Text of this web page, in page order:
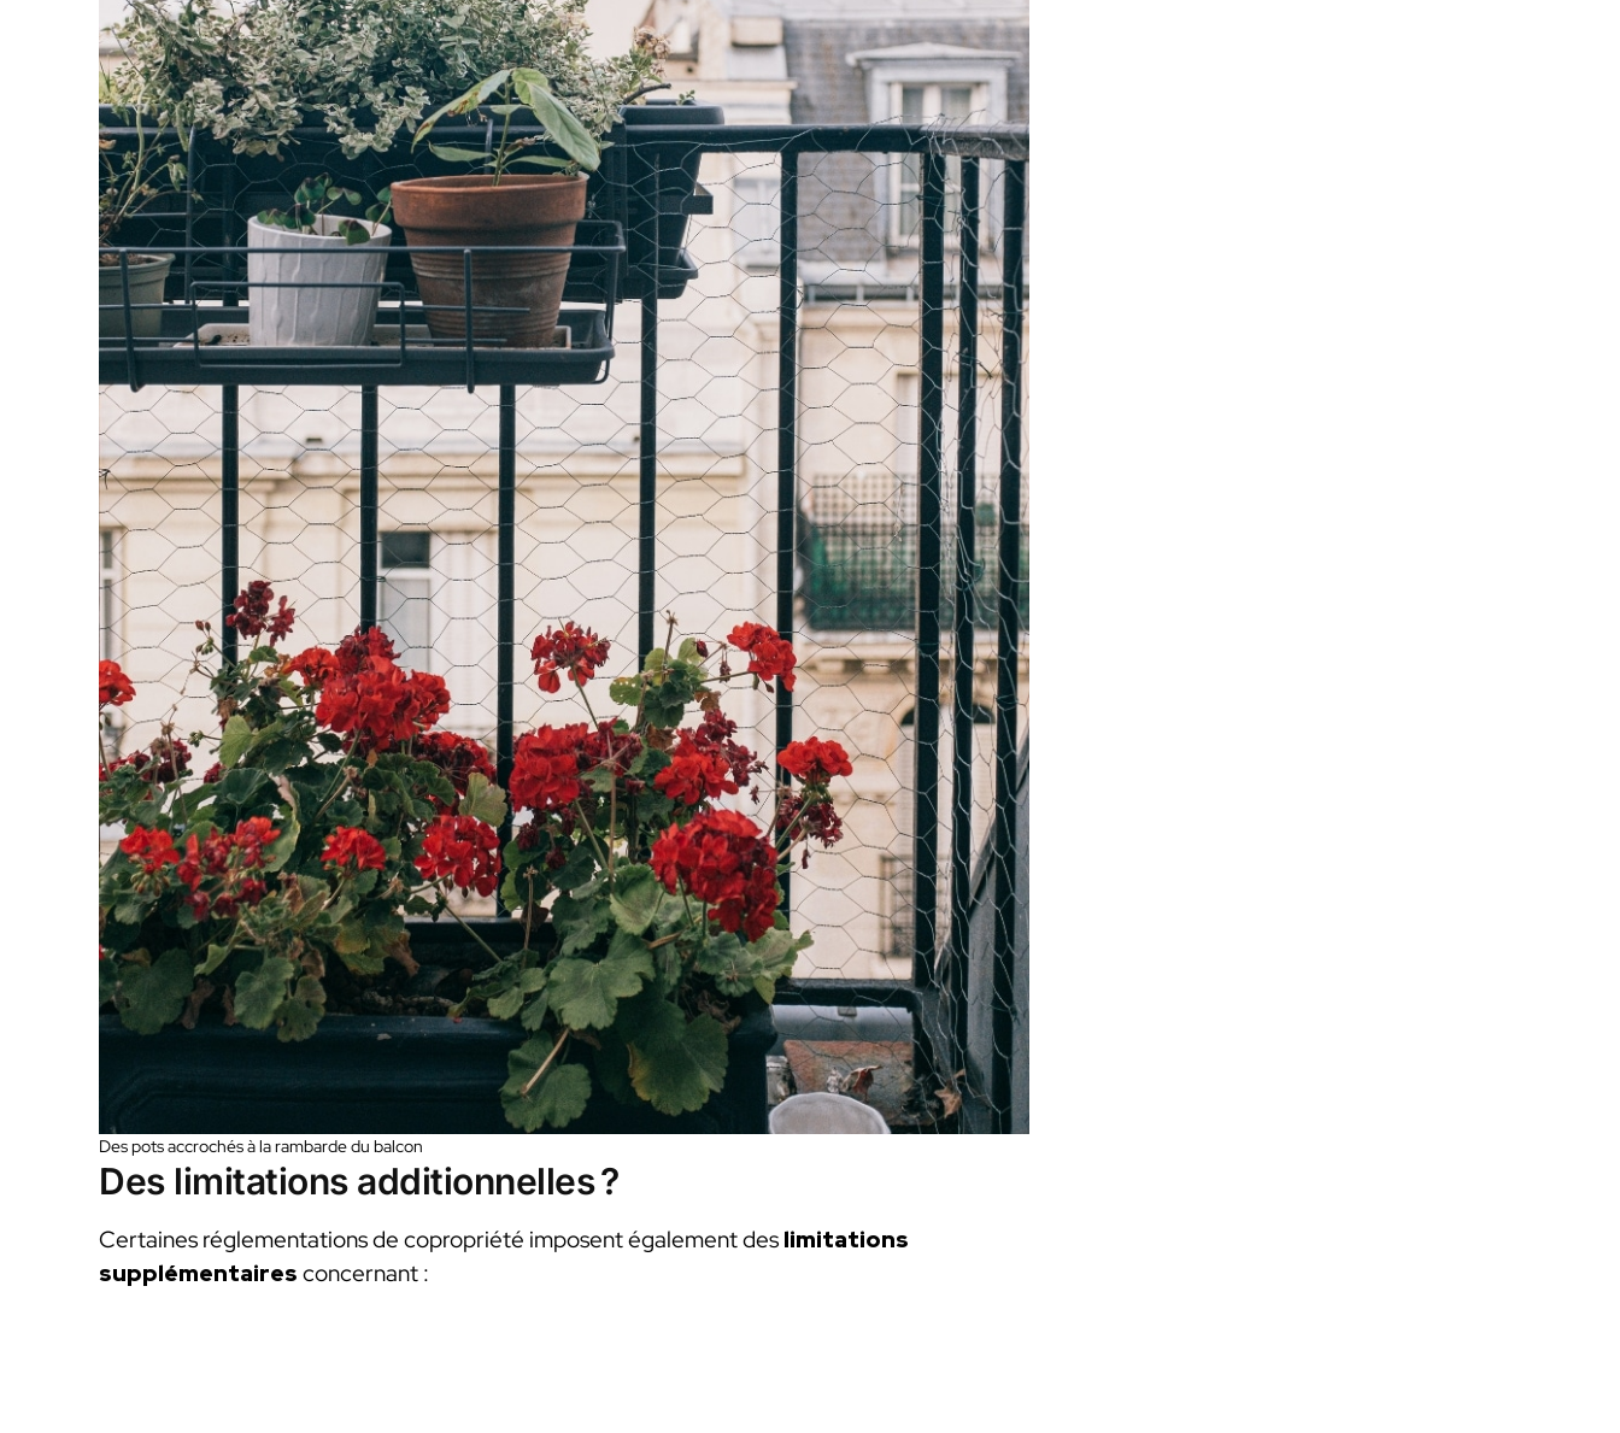
Des pots accrochés à la rambarde du balcon
Des limitations additionnelles ?
Certaines réglementations de copropriété imposent également des limitations
supplémentaires concernant :